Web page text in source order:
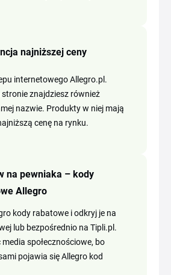
najniższej ceny
internetowego Allegro.pl.
znajdziesz również
nazwie. Produkty w niej mają
cenę na rynku.
na pewniaka – kody
Allegro
kody rabatowe i odkryj je na
lub bezpośrednio na Tipli.pl.
społecznościowe, bo
pojawia się Allegro kod